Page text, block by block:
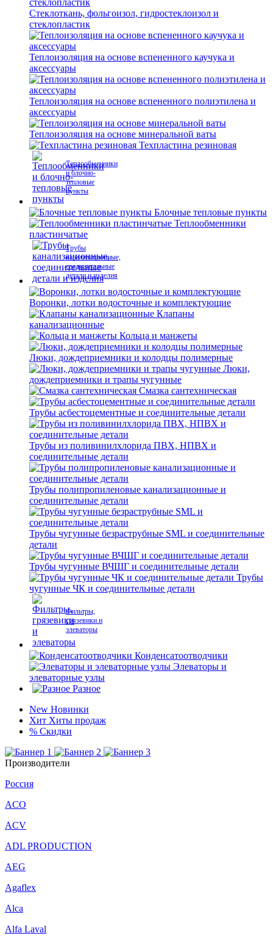
Стеклоткань, фольгоизол, гидростеклоизол и
стеклопластик
Теплоизоляция на основе вспененного каучука и
аксессуары
Теплоизоляция на основе вспененного полиэтилена и
аксессуары
Теплоизоляция на основе минеральной ваты
Техпластина резиновая
Теплообменники
и блочно-
тепловые
пункты
Блочные тепловые пункты
Теплообменники
пластинчатые
Трубы
канализационные,
соединительные
детали и изделия
Воронки, лотки водосточные и комплектующие
Клапаны
канализационные
Кольца и манжеты
Люки, дождеприемники и колодцы полимерные
Люки,
дождеприемники и трапы чугунные
Смазка сантехническая
Трубы асбестоцементные и соединительные детали
Трубы из поливинилхлорида ПВХ, НПВХ и
соединительные детали
Трубы полипропиленовые канализационные и
соединительные детали
Трубы чугунные безраструбные SML и соединительные
детали
Трубы чугунные ВЧШГ и соединительные детали
Трубы
чугунные ЧК и соединительные детали
Фильтры,
грязевики и
элеваторы
Конденсатоотводчики
Элеваторы и
элеваторные узлы
Разное
New Новинки
Хит Хиты продаж
% Скидки
Производители
Россия
ACO
ACV
ADL PRODUCTION
AEG
Agaflex
Alca
Alfa Laval